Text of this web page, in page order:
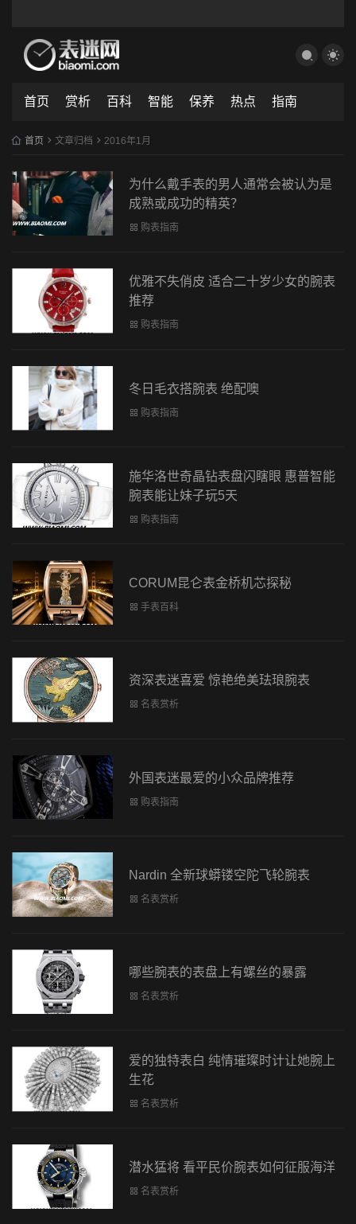
首页 赏析 百科 智能 保养 热点 指南
首页 文章归档 2016年1月
为什么戴手表的男人通常会被认为是
成熟或成功的精英？
购表指南
优雅不失俏皮 适合二十岁少女的腕表
推荐
购表指南
冬日毛衣搭腕表 绝配噢
购表指南
施华洛世奇晶钻表盘闪瞎眼 惠普智能
腕表能让妹子玩5天
购表指南
CORUM昆仑表金桥机芯探秘
手表百科
资深表迷喜爱 惊艳绝美珐琅腕表
名表赏析
外国表迷最爱的小众品牌推荐
购表指南
Nardin 全新球蟒镂空陀飞轮腕表
名表赏析
哪些腕表的表盘上有螺丝的暴露
名表赏析
爱的独特表白 纯情璀璨时计让她腕上
生花
名表赏析
潜水猛将 看平民价腕表如何征服海洋
名表赏析